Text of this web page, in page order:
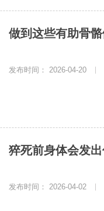
做到这些有助骨
发布时间： 2026-04-20
猝死前身体会发
发布时间： 2026-04-02